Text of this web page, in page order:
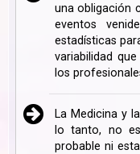
una obligación
eventos
estadísticas
variabilidad
los
La Medicina y
lo tanto, no
probable ni